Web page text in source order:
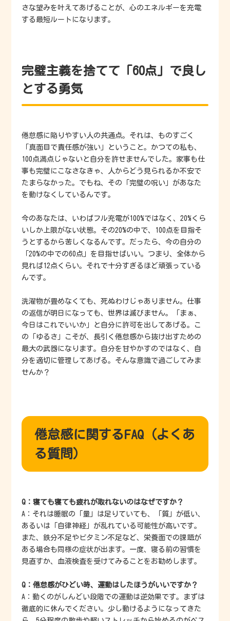
さな望みを叶えてあげることが、心のエネルギーを充電
する最短ルートになります。
完璧主義を捨てて「60点」で良し
とする勇気
倦怠感に陥りやすい人の共通点。それは、ものすごく
「真面目で責任感が強い」ということ。かつての私も、
100点満点じゃないと自分を許せませんでした。家事も仕
事も完璧にこなさなきゃ、人からどう見られるか不安で
たまらなかった。でもね、その「完璧の呪い」があなた
を動けなくしているんです。
今のあなたは、いわばフル充電が100%ではなく、20%くら
いしか上限がない状態。その20%の中で、100点を目指そ
うとするから苦しくなるんです。だったら、今の自分の
「20%の中での60点」を目指せばいい。つまり、全体から
見れば12点くらい。それで十分すぎるほど頑張っている
んです。
洗濯物が畳めなくても、死ぬわけじゃありません。仕事
の返信が明日になっても、世界は滅びません。「まぁ、
今日はこれでいいか」と自分に許可を出してあげる。こ
の「ゆるさ」こそが、長引く倦怠感から抜け出すための
最大の武器になります。自分を甘やかすのではなく、自
分を適切に管理してあげる。そんな意識で過ごしてみま
せんか？
倦怠感に関するFAQ（よくあ
る質問）
Q：寝ても寝ても疲れが取れないのはなぜですか？
A：それは睡眠の「量」は足りていても、「質」が低い、
あるいは「自律神経」が乱れている可能性が高いです。
また、鉄分不足やビタミン不足など、栄養面での課題が
ある場合も同様の症状が出ます。一度、寝る前の習慣を
見直すか、血液検査を受けてみることをお勧めします。
Q：倦怠感がひどい時、運動はしたほうがいいですか？
A：動くのがしんどい段階での運動は逆効果です。まずは
徹底的に休んでください。少し動けるようになってきた